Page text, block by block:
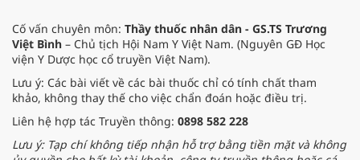
Cố vấn chuyên môn: Thầy thuốc nhân dân - GS.TS Trương
Việt Bình – Chủ tịch Hội Nam Y Việt Nam. (Nguyên GĐ Học
viện Y Dược học cổ truyền Việt Nam).
Lưu ý: Các bài viết về các bài thuốc chỉ có tính chất tham
khảo, không thay thế cho việc chẩn đoán hoặc điều trị.
Liên hệ hợp tác Truyền thông: 0898 582 228
Lưu ý: Tạp chí không tiếp nhận hỗ trợ bằng tiền mặt và không